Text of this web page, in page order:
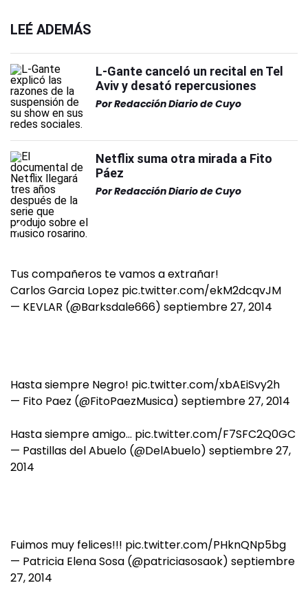
LEÉ ADEMÁS
L-Gante canceló un recital en Tel
Aviv y desató repercusiones
PorRedacción Diario de Cuyo
Netflix suma otra mirada a Fito
Páez
PorRedacción Diario de Cuyo
Tus compañeros te vamos a extrañar!
Carlos Garcia Lopez pic.twitter.com/ekM2dcqvJM
— KEVLAR (@Barksdale666) septiembre 27, 2014
Hasta siempre Negro! pic.twitter.com/xbAEiSvy2h
— Fito Paez (@FitoPaezMusica) septiembre 27, 2014
Hasta siempre amigo… pic.twitter.com/F7SFC2Q0GC
— Pastillas del Abuelo (@DelAbuelo) septiembre 27,
2014
Fuimos muy felices!!! pic.twitter.com/PHknQNp5bg
— Patricia Elena Sosa (@patriciasosaok) septiembre
27, 2014